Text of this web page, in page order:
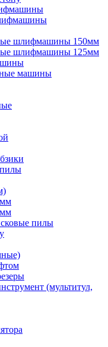
шлифмашины 150мм
шлифмашины 125мм
машины
пилы
(мультитул,